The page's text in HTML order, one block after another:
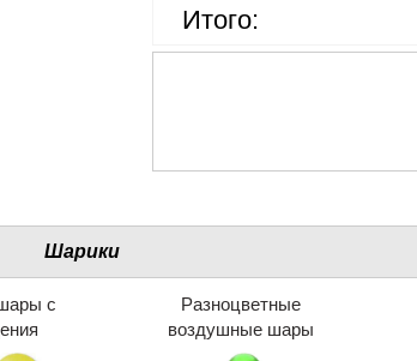
Итого:
Шарики
с
Разноцветные
воздушные шары